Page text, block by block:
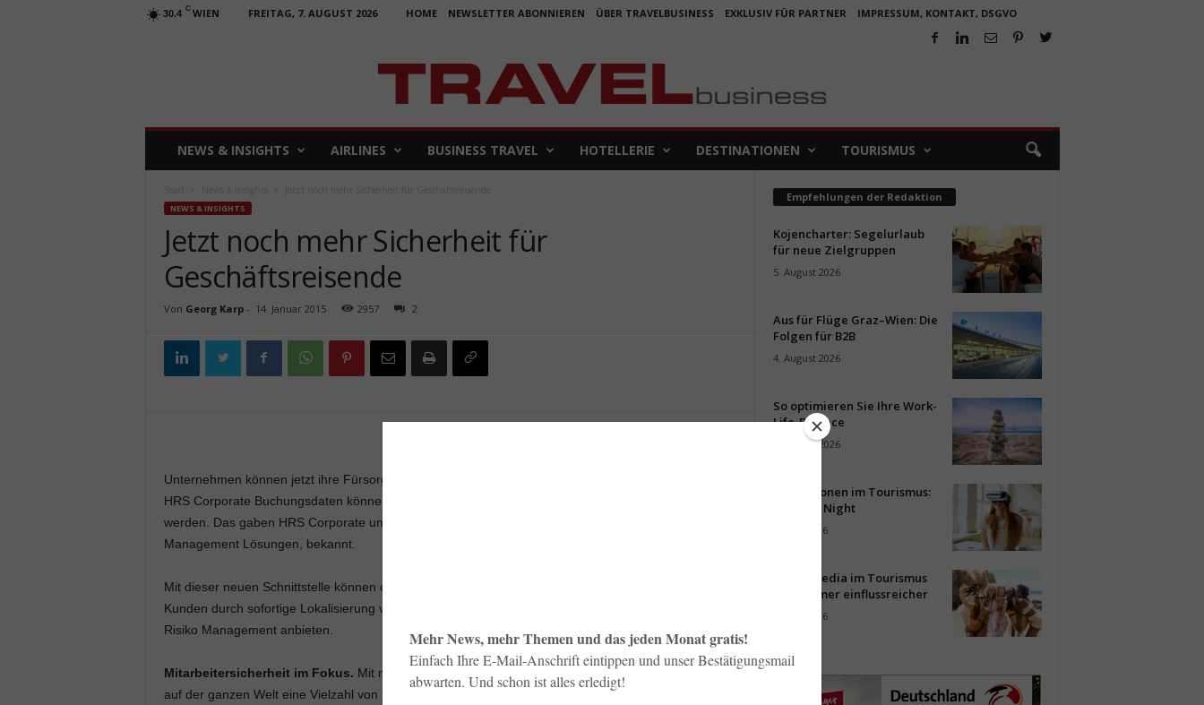
30.4 C WIEN FREITAG, 7. AUGUST 2026 HOME NEWSLETTER ABONNIEREN ÜBER TRAVELBUSINESS EXKLUSIV FÜR PARTNER IMPRESSUM, KONTAKT, DSGVO
A
NEWS & INSIGHTS AIRLINES BUSINESS TRAVEL HOTELLERIE DESTINATIONEN TOURISMUS
NEWS & INSIGHTS
Jetzt noch mehr Sicherheit für
Geschäftsreisende
Von Georg Karp- 14. Januar 2015 2957 2
Unternehmen können jetzt ihre Fürsorgepflicht für ihre Geschäftsreisende noch besser wahrnehmen:
HRS Corporate Buchungsdaten können ab sofort in die Systeme von iJET Worldcue® integriert
werden. Das gaben HRS Corporate und iJET International, Inc., ein führender Anbieter von Risiko
Management Lösungen, bekannt.
Mit dieser neuen Schnittstelle können der Hotel Solutions Provider und iJET ihren gemeinsamen
Kunden durch sofortige Lokalisierung von Mitarbeitern und Situationsbewertung ein verbessertes
Risiko Management anbieten.
Mitarbeitersicherheit im Fokus. Mit mehr als 250.000 Hotels im Portfolio bietet HRS Unternehmen
auf der ganzen Welt eine Vielzahl von Übernachtungsmöglichkeiten.
Empfehlungen der Redaktion
Kojencharter: Segelurlaub
für neue Zielgruppen
5. August 2026
Aus für Flüge Graz–Wien: Die
Folgen für B2B
4. August 2026
So optimieren Sie Ihre Work-
Life-Balance
3. August 2026
Innovationen im Tourismus:
Start-up Night
31. Juli 2026
Social Media im Tourismus
wird immer einflussreicher
30. Juli 2026